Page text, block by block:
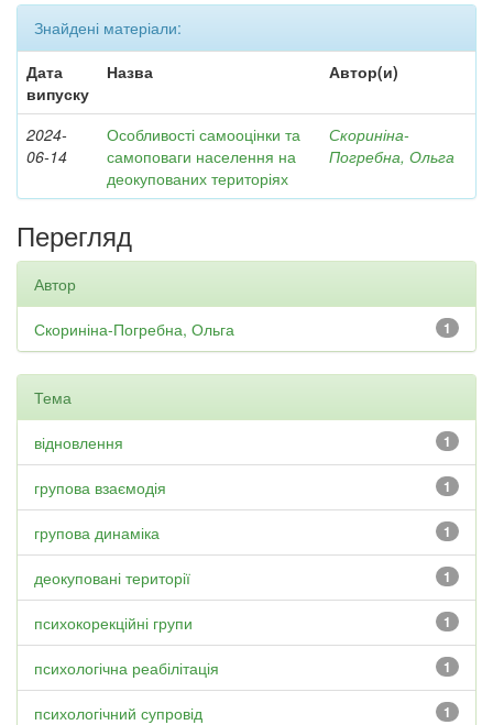
Знайдені матеріали:
Дата
випуску
Назва Автор(и)
2024-
06-14
Особливості самооцінки та
самоповаги населення на
деокупованих територіях
Скориніна-
Погребна, Ольга
Перегляд
Автор
1
Скориніна-Погребна, Ольга
Тема
1
відновлення
1
групова взаємодія
1
групова динаміка
1
деокуповані території
1
психокорекційні групи
1
психологічна реабілітація
1
психологічний супровід